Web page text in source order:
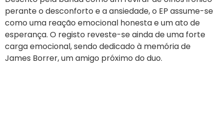
perante o desconforto e a ansiedade, o EP assume-se
como uma reação emocional honesta e um ato de
esperança. O registo reveste-se ainda de uma forte
carga emocional, sendo dedicado à memória de
James Borrer, um amigo próximo do duo.